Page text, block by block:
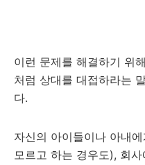
이런 문제를 해결하기 위
처럼 상대를 대접하라는
다.
자신의 아이들이나 아내
모르고 하는 경우도), 회